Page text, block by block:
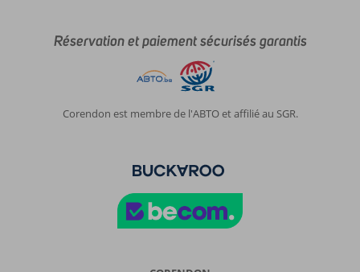
Réservation et paiement sécurisés garantis
Corendon est membre de l'ABTO et affilié au SGR.